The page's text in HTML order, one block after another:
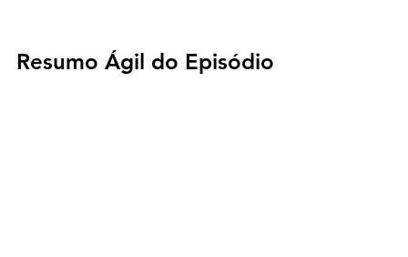
Resumo Ágil do Episódio